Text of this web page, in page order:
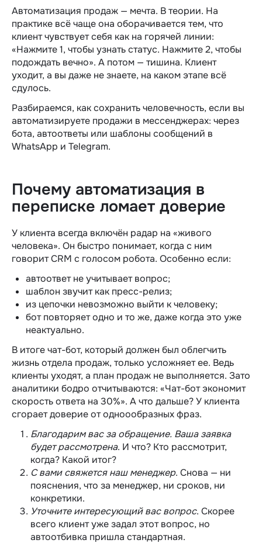
Автоматизация продаж — мечта. В теории. На
практике всё чаще она оборачивается тем, что
клиент чувствует себя как на горячей линии:
«Нажмите 1, чтобы узнать статус. Нажмите 2, чтобы
подождать вечно». А потом — тишина. Клиент
уходит, а вы даже не знаете, на каком этапе всё
сдулось.
Разбираемся, как сохранить человечность, если вы
автоматизируете продажи в мессенджерах: через
бота, автоответы или шаблоны сообщений в
WhatsApp и Telegram.
Почему автоматизация в
переписке ломает доверие
У клиента всегда включён радар на «живого
человека». Он быстро понимает, когда с ним
говорит CRM с голосом робота. Особенно если:
автоответ не учитывает вопрос;
шаблон звучит как пресс-релиз;
из цепочки невозможно выйти к человеку;
бот повторяет одно и то же, даже когда это уже
неактуально.
В итоге чат-бот, который должен был облегчить
жизнь отдела продаж, только усложняет ее. Ведь
клиенты уходят, а план продаж не выполняется. Зато
аналитики бодро отчитываются: «Чат-бот экономит
скорость ответа на 30%». А что дальше? У клиента
сгорает доверие от одноообразных фраз.
Благодарим вас за обращение. Ваша заявка
будет рассмотрена. И что? Кто рассмотрит,
когда? Какой итог?
С вами свяжется наш менеджер. Снова — ни
пояснения, что за менеджер, ни сроков, ни
конкретики.
Уточните интересующий вас вопрос. Скорее
всего клиент уже задал этот вопрос, но
автоотбивка пришла стандартная.